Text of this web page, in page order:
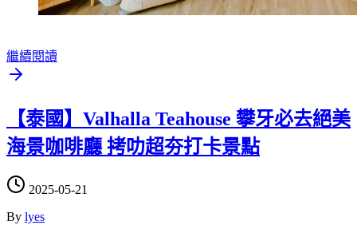
繼續閱讀
【泰國】Valhalla Teahouse 攀牙必去絕美
海景咖啡廳 拷叻超夯打卡景點
2025-05-21
By lyes